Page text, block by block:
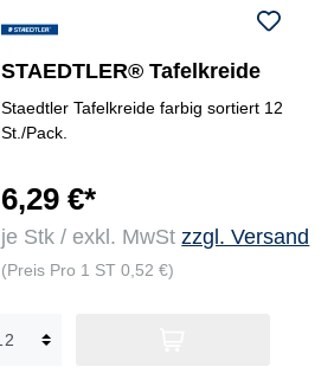
STAEDTLER® Tafelkreide
Staedtler Tafelkreide farbig sortiert 12
St./Pack.
6,29 €*
je Stk / exkl. MwStzzgl. Versand
(Preis Pro 1 ST 0,52 €)